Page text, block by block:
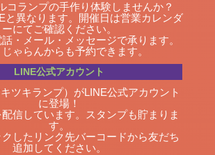
コランプの手作り体験しませんか？
と異なります。開催日は営業カレンダ
ーにてご確認ください。
・メール・メッセージで承ります。
じゃらんからも予約できます。
LINE公式アカウント
ツキランプ）がLINE公式アカウント
に登場！
信しています。スタンプも貯まりま
す。
したリンク先バーコードから友だち
追加してください。